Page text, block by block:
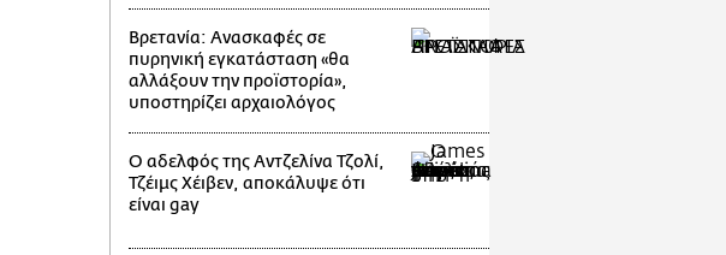
Βρετανία: Ανασκαφές σε
πυρηνική εγκατάσταση «θα
αλλάξουν την προϊστορία»,
υποστηρίζει αρχαιολόγος
Ο αδελφός της Αντζελίνα Τζολί,
Τζέιμς Χέιβεν, αποκάλυψε ότι
είναι gay